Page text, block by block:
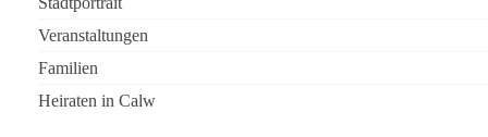
Veranstaltungen
Familien
Heiraten in Calw